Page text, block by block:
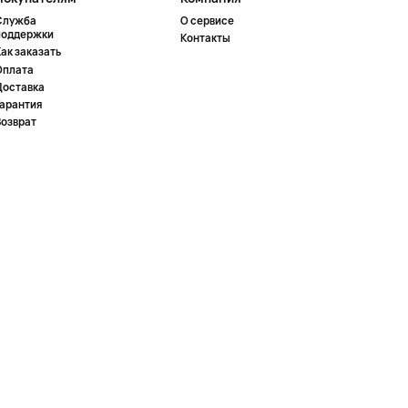
заказать
О сервисе
Контакты